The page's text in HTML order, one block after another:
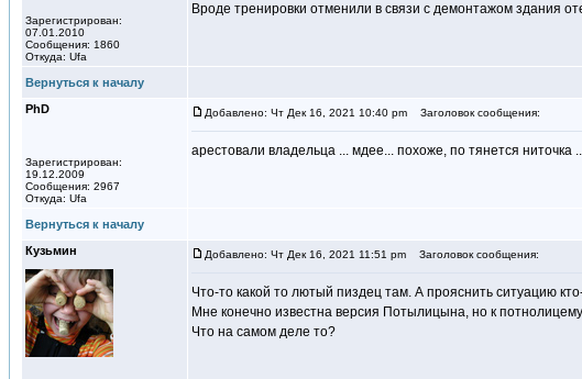
Зарегистрирован:
07.01.2010
Сообщения: 1860
Откуда: Ufa
Вроде тренировки отменили в связи с демонтажом здания
Вернуться к началу
PhD
Зарегистрирован:
19.12.2009
Сообщения: 2967
Откуда: Ufa
Добавлено: Чт Дек 16, 2021 10:40 pm Заголовок сообщения:
арестовали владельца ... мдее... похоже, по тянется
Вернуться к началу
Кузьмин
Добавлено: Чт Дек 16, 2021 11:51 pm Заголовок сообщения:
Что-то какой то лютый пиздец там. А прояснить ситуацию
Мне конечно известна версия Потылицына, но к
Что на самом деле то?